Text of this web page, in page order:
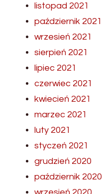
listopad 2021
październik 2021
wrzesień 2021
sierpień 2021
lipiec 2021
czerwiec 2021
kwiecień 2021
marzec 2021
luty 2021
styczeń 2021
grudzień 2020
październik 2020
wrzesień 2020